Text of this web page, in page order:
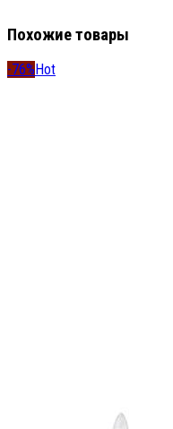
Похожие товары
-76% Hot